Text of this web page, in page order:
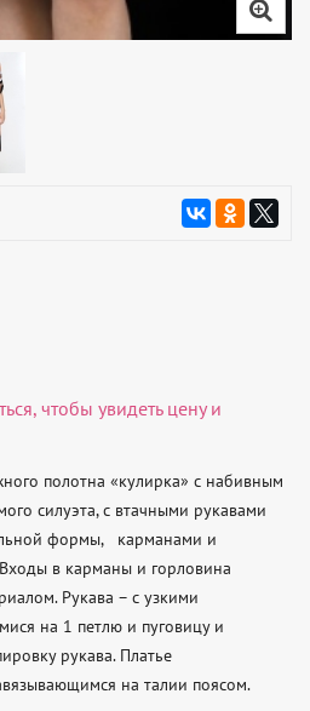
, чтобы увидеть цену и
полотна «кулирка» с набивным
силуэта, с втачными рукавами
формы,   карманами и
в карманы и горловина
Рукава – с узкими
на 1 петлю и пуговицу и
рукава. Платье
на талии поясом.